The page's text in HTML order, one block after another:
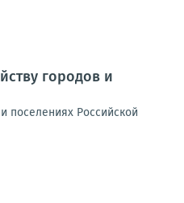
городов и
поселениях Российской